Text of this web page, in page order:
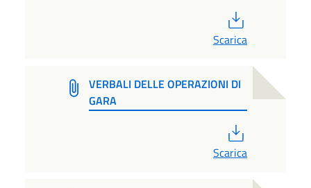
Scarica
VERBALI DELLE OPERAZIONI DI
GARA
Scarica